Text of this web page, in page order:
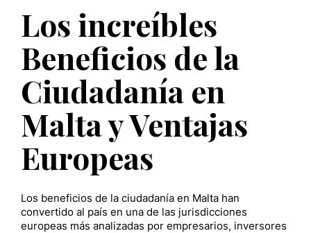
Los increíbles
Beneficios de la
Ciudadanía en
Malta y Ventajas
Europeas
Los beneficios de la ciudadanía en Malta han
convertido al país en una de las jurisdicciones
europeas más analizadas por empresarios, inversores